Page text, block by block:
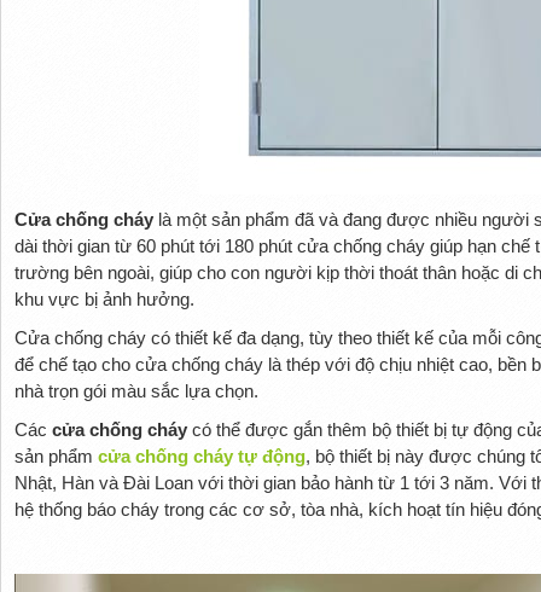
Cửa chống cháylà một sản phẩm đã và đang được nhiều người
dài thời gian từ 60 phút tới 180 phút cửa chống cháy giúp hạn chế
trường bên ngoài, giúp cho con người kịp thời thoát thân hoặc di
khu vực bị ảnh hưởng.
Cửa chống cháy có thiết kế đa dạng, tùy theo thiết kế của mỗi
để chế tạo cho cửa chống cháy là thép với độ chịu nhiệt cao, bền
nhà trọn gói màu sắc lựa chọn.
Các cửa chống cháycó thể được gắn thêm bộ thiết bị tự động
sản phẩm cửa chống cháy tự động, bộ thiết bị này được chúng
Nhật, Hàn và Đài Loan với thời gian bảo hành từ 1 tới 3 năm. Với
hệ thống báo cháy trong các cơ sở, tòa nhà, kích hoạt tín hiệu